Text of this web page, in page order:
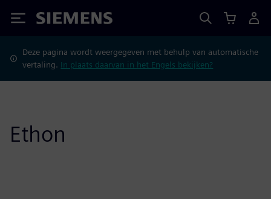
Siemens
Deze pagina wordt weergegeven met behulp van automatische
vertaling. In plaats daarvan in het Engels bekijken?
Ethon